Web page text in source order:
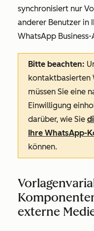
synchronisiert nur
anderer Benutzer in
WhatsApp
Bitte beachten:
kontaktbasierten
müssen Sie eine
Einwilligung
darüber, wie Sie
Ihre WhatsApp-
können.
externe